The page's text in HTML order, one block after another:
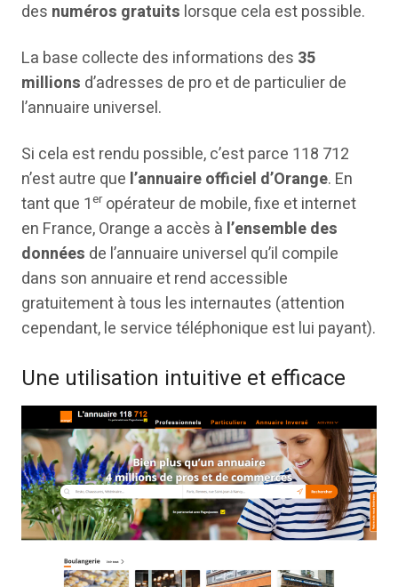
des numéros gratuits lorsque cela est possible.
La base collecte des informations des 35
millions d’adresses de pro et de particulier de
l’annuaire universel.
Si cela est rendu possible, c’est parce 118 712
n’est autre que l’annuaire officiel d’Orange. En
tant que 1eropérateur de mobile, fixe et internet
en France, Orange a accès à l’ensemble des
données de l’annuaire universel qu’il compile
dans son annuaire et rend accessible
gratuitement à tous les internautes (attention
cependant, le service téléphonique est lui payant).
Une utilisation intuitive et efficace